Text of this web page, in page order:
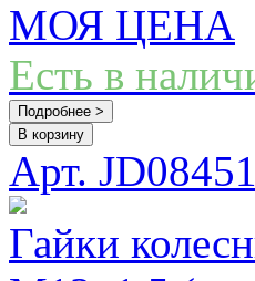
МОЯ ЦЕНА
Есть в
Подробнее >
В корзину
Арт.
Гайки